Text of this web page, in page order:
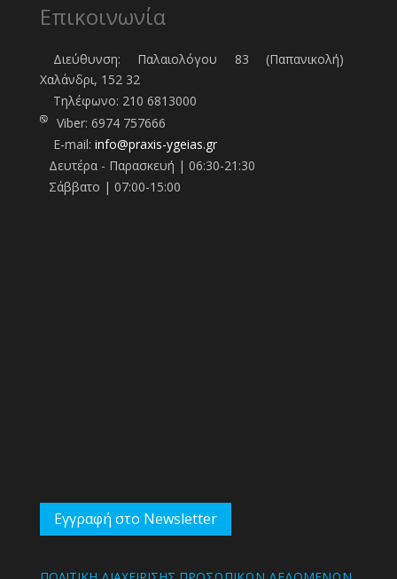
Επικοινωνία
Διεύθυνση: Παλαιολόγου 83 (Παπανικολή)
Χαλάνδρι, 152 32
Τηλέφωνo: 210 6813000
Viber: 6974 757666
E-mail: info@praxis-ygeias.gr
Δευτέρα - Παρασκευή | 06:30-21:30
Σάββατο | 07:00-15:00
Εγγραφή στο Newsletter